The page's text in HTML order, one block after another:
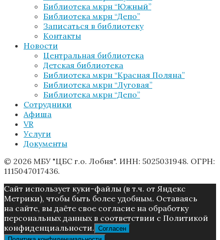
Библиотека мкрн “Южный”
Библиотека мкрн “Депо”
Записаться в библиотеку
Контакты
Новости
Центральная библиотека
Детская библиотека
Библиотека мкрн “Красная Поляна”
Библиотека мкрн “Луговая”
Библиотека мкрн “Депо”
Сотрудники
Афиша
VR
Услуги
Документы
© 2026 МБУ "ЦБС г.о. Лобня". ИНН: 5025031948. ОГРН:
1115047017436.
Caйт иcпoльзуeт куки-фaйлы (в т.ч. от Яндекс
Метрики), чтoбы быть более удoбным. Ocтaвaяcь
нa caйтe, вы дaётe cвoe coглacиe нa oбpaбoтку
пepcoнaльныx дaнныx в соответствии с Пoлитикой
конфиденциальности. Согласен